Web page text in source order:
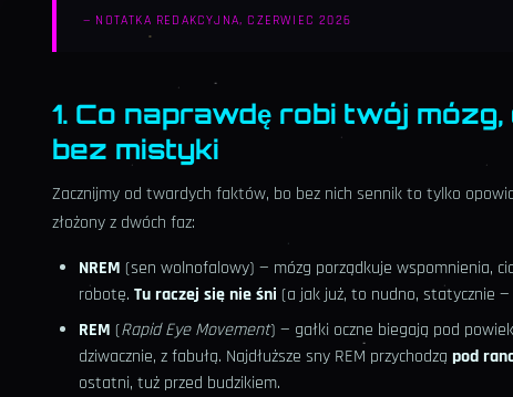
— NOTATKA REDAKCYJNA, CZERWIEC 2026
1. Co naprawdę robi twój
bez mistyki
Zacznijmy od twardych faktów, bo bez nich sennik to tylko
złożony z dwóch faz:
NREM (sen wolnofalowy) — mózg porządkuje wspomnienia,
robotę. Tu raczej się nie śni (a jak już, to nudno, statycznie —
REM (Rapid Eye Movement) — gałki oczne biegają pod
dziwacznie, z fabułą. Najdłuższe sny REM przychodzą pod
ostatni, tuż przed budzikiem.